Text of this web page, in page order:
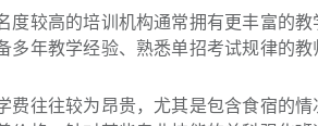
较高的培训机构通常拥有更丰富的教
多年教学经验、熟悉单招考试规律的教
往往较为昂贵，尤其是包含食宿的情